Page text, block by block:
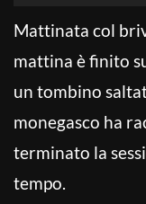
Mattinata col
mattina è finito
un tombino
monegasco ha
terminato la
tempo.